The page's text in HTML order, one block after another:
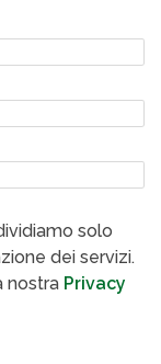
solo
dei servizi.
nostra Privacy